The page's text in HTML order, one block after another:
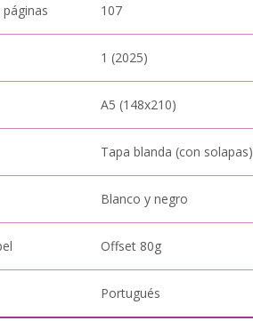
107
1 (2025)
A5 (148x210)
Tapa blanda (con solapas)
Blanco y negro
Offset 80g
Portugués